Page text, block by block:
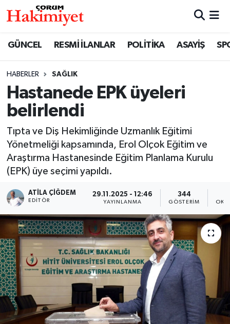
GÜNCEL RESMİ İLANLAR POLİTİKA ASAYİŞ
HABERLER SAĞLIK
Hastanede EPK üyeleri
belirlendi
Tıpta ve Diş Hekimliğinde Uzmanlık Eğitimi
Yönetmeliği kapsamında, Erol Olçok Eğitim ve
Araştırma Hastanesinde Eğitim Planlama Kurulu
(EPK) üye seçimi yapıldı.
ATILA ÇIĞDEM
EDITÖR
29.11.2025 - 12:46
YAYINLANMA
344
GÖSTERIM
SAĞLIK
ASAYİŞ
EKONOMİ
GÜNCEL
AKTÜEL
EĞİTİM
İLÇELER
OTOPARK
TEKNOLOJİ
Nöbetçi Eczaneler
Çorum Namaz Vakitleri
Trafik Durumu
Süper Lig Puan Durumu ve Fikstür
Tüm Manşetler
Son Dakika Haberleri
Haber Arşivi